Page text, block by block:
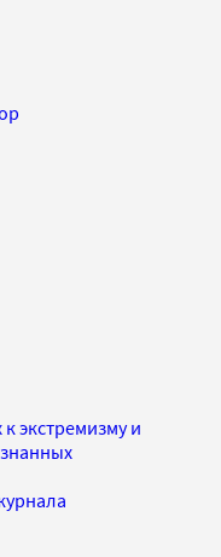
экстремизму и